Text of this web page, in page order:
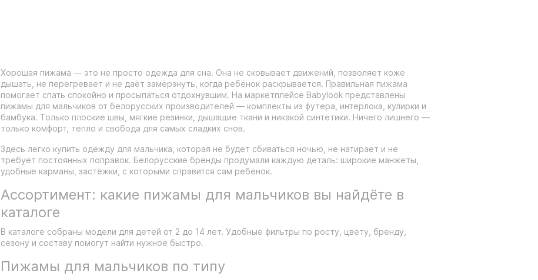
Хорошая пижама — это не просто одежда для сна. Она не сковывает движений, позволяет коже
дышать, не перегревает и не даёт замёрзнуть, когда ребёнок раскрывается. Правильная пижама
помогает спать спокойно и просыпаться отдохнувшим. На маркетплейсе Babylook представлены
пижамы для мальчиков от белорусских производителей — комплекты из футера, интерлока, кулирки и
бамбука. Только плоские швы, мягкие резинки, дышащие ткани и никакой синтетики. Ничего лишнего —
только комфорт, тепло и свобода для самых сладких снов.
Здесь легко купить одежду для мальчика, которая не будет сбиваться ночью, не натирает и не
требует постоянных поправок. Белорусские бренды продумали каждую деталь: широкие манжеты,
удобные карманы, застёжки, с которыми справится сам ребёнок.
Ассортимент: какие пижамы для мальчиков вы найдёте в
каталоге
В каталоге собраны модели для детей от 2 до 14 лет. Удобные фильтры по росту, цвету, бренду,
сезону и составу помогут найти нужное быстро.
Пижамы для мальчиков по типу